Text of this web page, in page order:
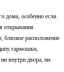
дома, особенно если
открывания
близкое расположение
гармошки,
внутри двора, ни